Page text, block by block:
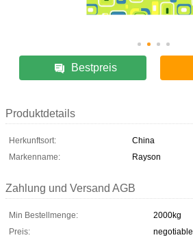
Bestpreis
Produktdetails
Herkunftsort:
China
Markenname:
Rayson
Zahlung und Versand AGB
Min Bestellmenge:
2000kg
Preis:
negotiable